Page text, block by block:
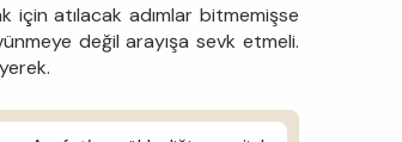
için atılacak adımlar bitmemişse
değil arayışa sevk etmeli.